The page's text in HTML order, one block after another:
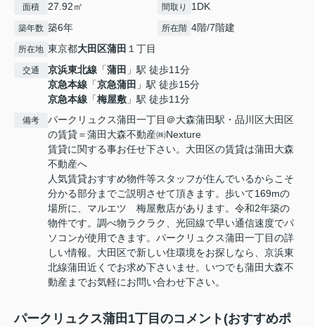
面積 27.92㎡ 間取り 1DK
築年数 築6年 所在階 4階/7階建
所在地 東京都大田区蒲田 １丁目
交通 京浜東北線 「蒲田 」駅 徒歩11分
京急本線 「京急蒲田 」駅 徒歩15分
京急本線 「梅屋敷 」駅 徒歩11分
備考
パークリュクス蒲田一丁目＠大森蒲田駅・品川区大田区
の賃貸＝蒲田大森不動産㈱Nexture
賃貸に関する事お任せ下さい。大田区の賃貸は蒲田大森
不動産へ
人気賃貸おすすめ物件等スタッフが住んでいるからこそ
分かる部分までご説明させて頂きます。歩いて169mの
場所に、マルエツ 梅屋敷店があります。令和2年築の
物件です。調べ物ラクラク、光回線で早い通信速度でパ
ソコンが使用できます。パークリュクス蒲田一丁目の詳
しい情報。大田区で新しい住環境をお探しなら、京浜東
北線蒲田近くでお求め下さいませ。いつでも蒲田大森不
動産までお気軽にお問い合わせ下さい。
パークリュクス蒲田1丁目のコメント(おすすめポ